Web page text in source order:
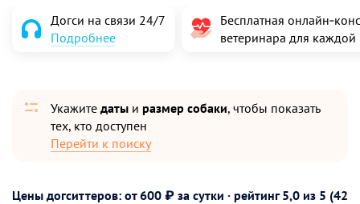
Догси на связи 24/7
Подробнее
Бесплатная
ветеринара для
Укажите даты и размер собаки, чтобы показать
тех, кто доступен
Перейти к поиску
Цены догситтеров: от 600 ₽ за сутки · рейтинг 5,0 из 5 (42